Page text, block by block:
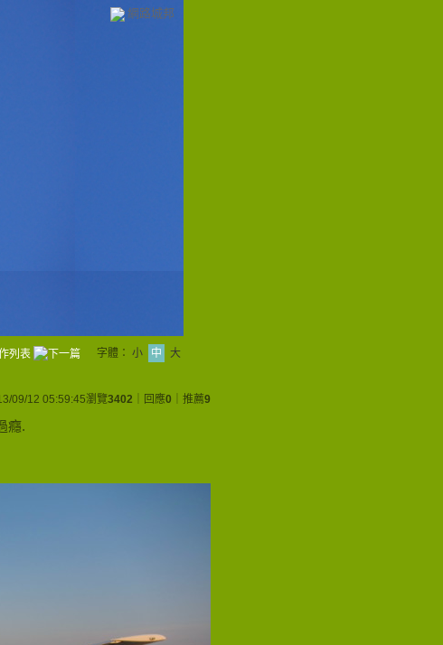
網路城邦
字體： 小 中 大
09/12 05:59:45瀏覽3402 ｜回應0 ｜推薦9
癮.